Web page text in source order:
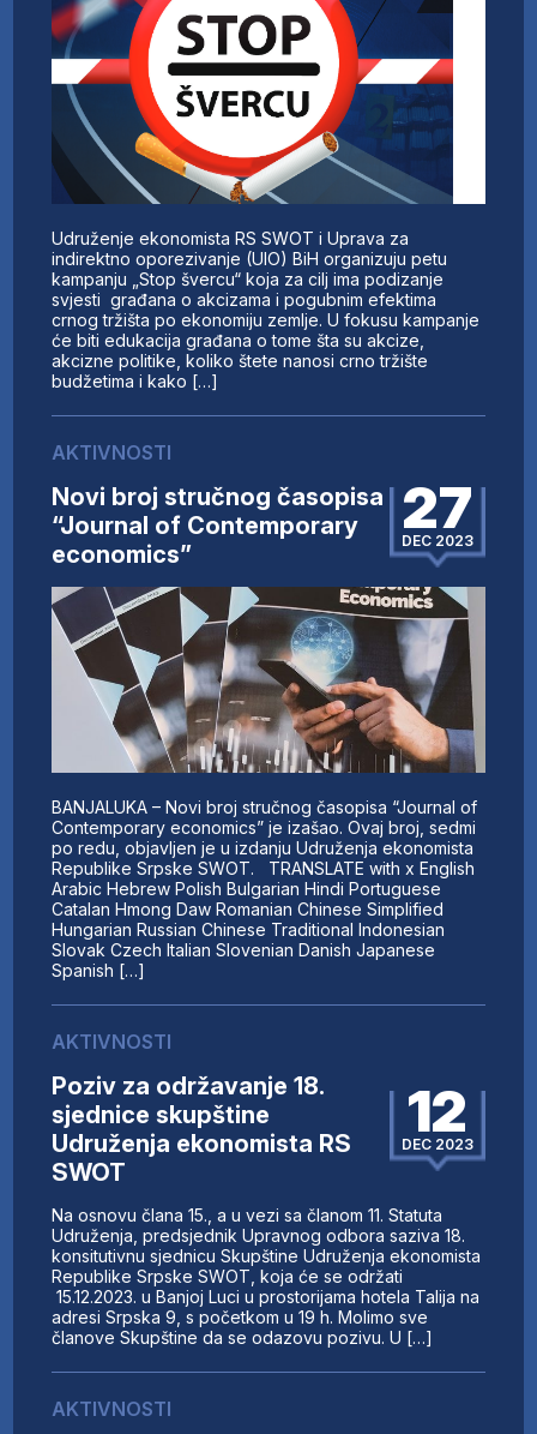
Udruženje ekonomista RS SWOT i Uprava za
indirektno oporezivanje (UIO) BiH organizuju petu
kampanju „Stop švercu“ koja za cilj ima podizanje
svjesti građana o akcizama i pogubnim efektima
crnog tržišta po ekonomiju zemlje. U fokusu kampanje
će biti edukacija građana o tome šta su akcize,
akcizne politike, koliko štete nanosi crno tržište
budžetima i kako […]
AKTIVNOSTI
Novi broj stručnog časopisa
“Journal of Contemporary
economics”
27
DEC 2023
BANJALUKA – Novi broj stručnog časopisa “Journal of
Contemporary economics” je izašao. Ovaj broj, sedmi
po redu, objavljen je u izdanju Udruženja ekonomista
Republike Srpske SWOT. TRANSLATE with x English
Arabic Hebrew Polish Bulgarian Hindi Portuguese
Catalan Hmong Daw Romanian Chinese Simplified
Hungarian Russian Chinese Traditional Indonesian
Slovak Czech Italian Slovenian Danish Japanese
Spanish […]
AKTIVNOSTI
Poziv za održavanje 18.
sjednice skupštine
Udruženja ekonomista RS
SWOT
12
DEC 2023
Na osnovu člana 15., a u vezi sa članom 11. Statuta
Udruženja, predsjednik Upravnog odbora saziva 18.
konsitutivnu sjednicu Skupštine Udruženja ekonomista
Republike Srpske SWOT, koja će se održati
15.12.2023. u Banjoj Luci u prostorijama hotela Talija na
adresi Srpska 9, s početkom u 19 h. Molimo sve
članove Skupštine da se odazovu pozivu. U […]
AKTIVNOSTI